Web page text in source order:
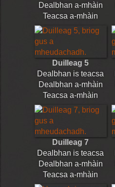
Dealbhan a-mhàin
Teacsa a-mhàin
Duilleag 5
Dealbhan is teacsa
Dealbhan a-mhàin
Teacsa a-mhàin
Duilleag 7
Dealbhan is teacsa
Dealbhan a-mhàin
Teacsa a-mhàin